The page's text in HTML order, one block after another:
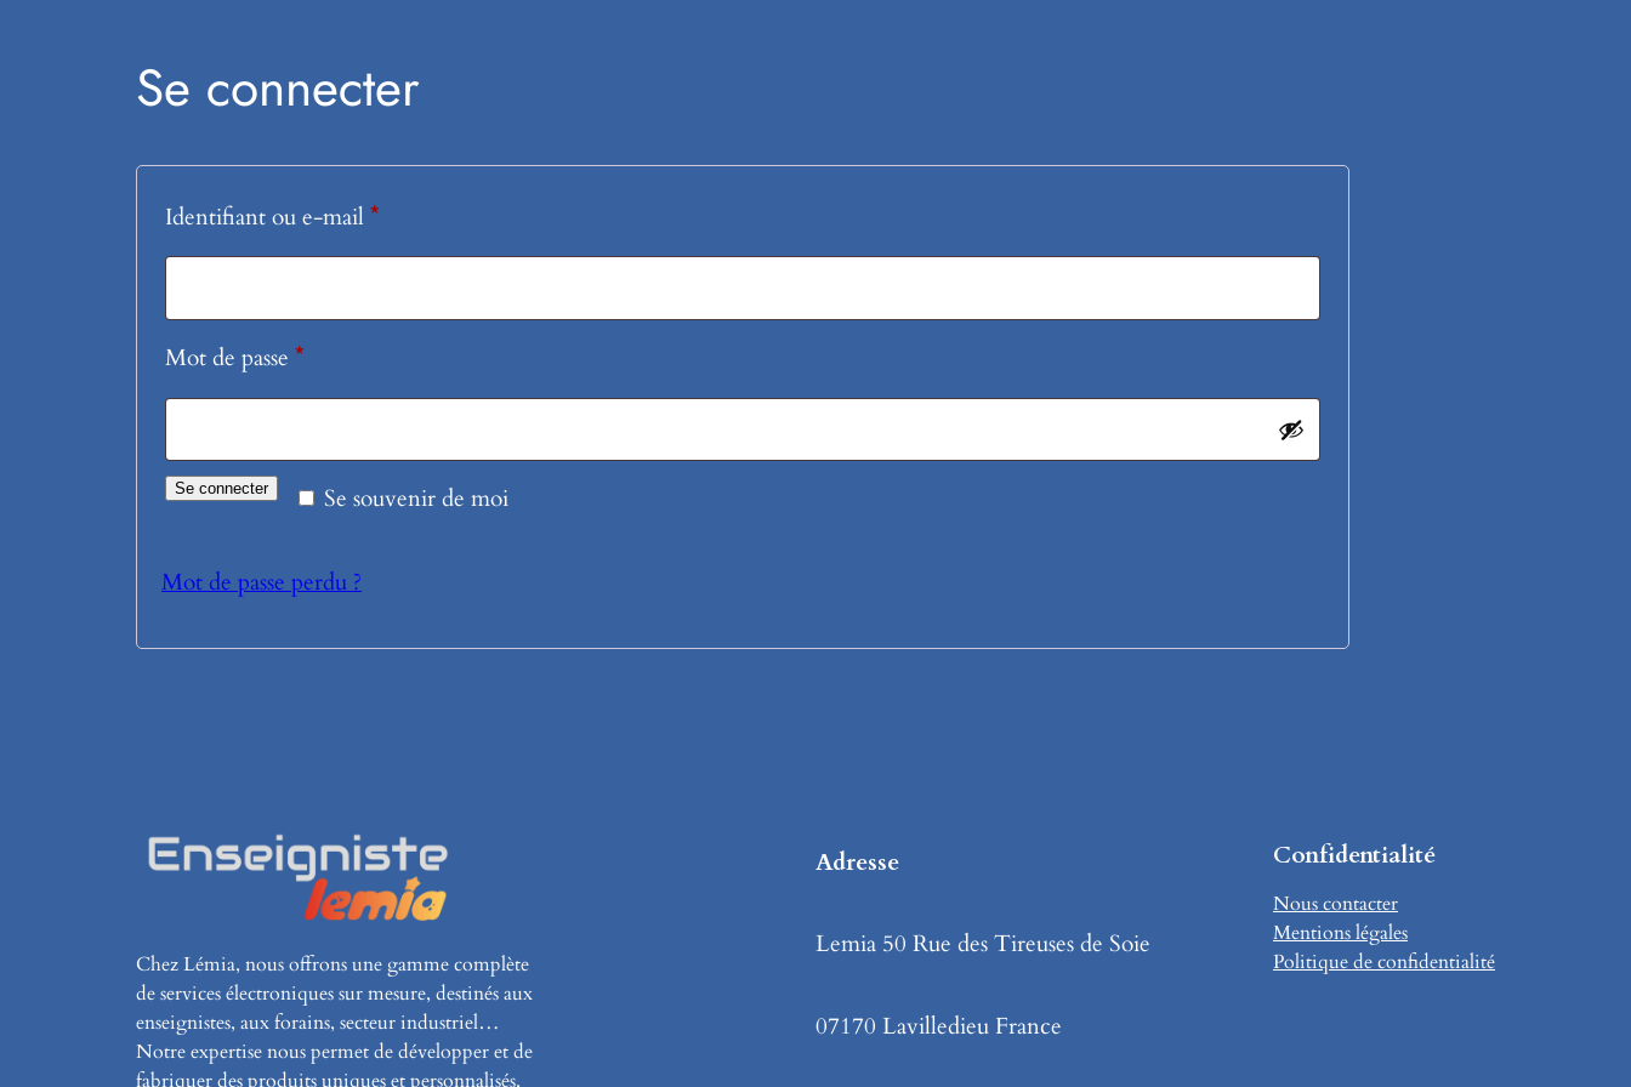
Se connecter
Identifiant ou e-mail*
Mot de passe *
Se souvenir de moi
Se connecter
Mot de passe perdu ?
Chez Lémia, nous offrons une gamme complète
de services électroniques sur mesure, destinés aux
enseignistes, aux forains, secteur industriel…
Notre expertise nous permet de développer et de
fabriquer des produits uniques et personnalisés,
Adresse
Lemia 50 Rue des Tireuses de Soie
07170 Lavilledieu France
Confidentialité
Nous contacter
Mentions légales
Politique de confidentialité